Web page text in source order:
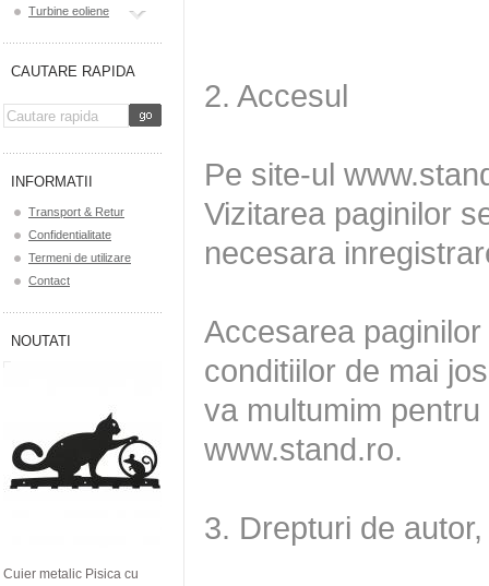
Turbine eoliene
CAUTARE RAPIDA
INFORMATII
Transport & Retur
Confidentialitate
Termeni de utilizare
Contact
NOUTATI
Cuier metalic Pisica cu